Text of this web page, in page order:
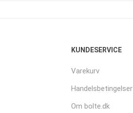
KUNDESERVICE
Varekurv
Handelsbetingelser
Om bolte.dk